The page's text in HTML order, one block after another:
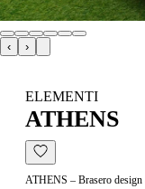
‹ ›
ELEMENTI
ATHENS
ATHENS – Brasero